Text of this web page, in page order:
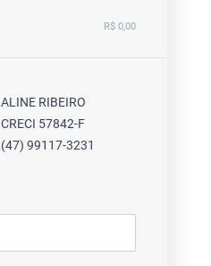
R$ 0,00
ALINE RIBEIRO
CRECI 57842-F
(47) 99117-3231